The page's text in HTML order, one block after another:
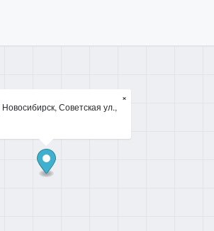
Советская ул.,
×